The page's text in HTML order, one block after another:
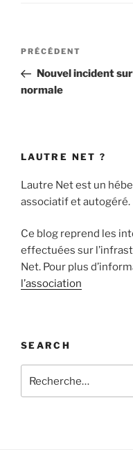
Navigation
l’article
Article
précédent
PRÉCÉDENT
Nouvel incident
normale
LAUTRE NET ?
Lautre Net est un
associatif et autogéré.
Ce blog reprend les
effectuées sur
Net. Pour plus
l’association
SEARCH
pour